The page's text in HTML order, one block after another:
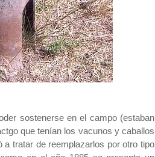
sostenerse en el campo (estaban
que tenían los vacunos y caballos
tratar de reemplazarlos por otro tipo